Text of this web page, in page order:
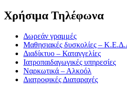
Χρήσιμα Τηλέφωνα
Δωρεάν γραμμές
Μαθησιακές δυσκολίες –
Διαδίκτυο – Καταγγελίες
Ιατροπαιδαγωγικές υπηρεσίες
Ναρκωτικά – Αλκοόλ
Διατροφικές Διαταραχές